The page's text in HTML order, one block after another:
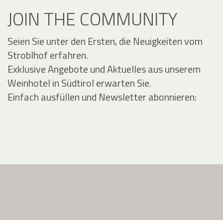
JOIN THE COMMUNITY
Seien Sie unter den Ersten, die Neuigkeiten vom
Stroblhof erfahren.
Exklusive Angebote und Aktuelles aus unserem
Weinhotel in Südtirol erwarten Sie.
Einfach ausfüllen und Newsletter abonnieren: